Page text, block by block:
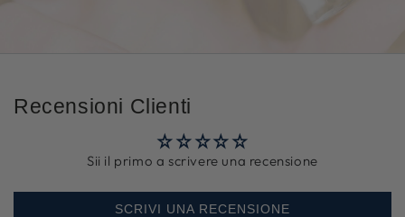
Recensioni Clienti
Sii il primo a scrivere una recensione
SCRIVI UNA RECENSIONE